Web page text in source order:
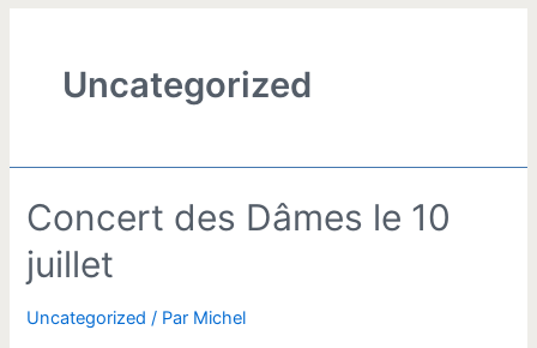
Uncategorized
Concert des Dâmes le 10
juillet
Uncategorized / Par Michel